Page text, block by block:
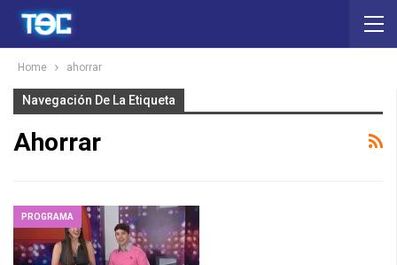
Home ahorrar
Navegación De La Etiqueta
Ahorrar
PROGRAMA